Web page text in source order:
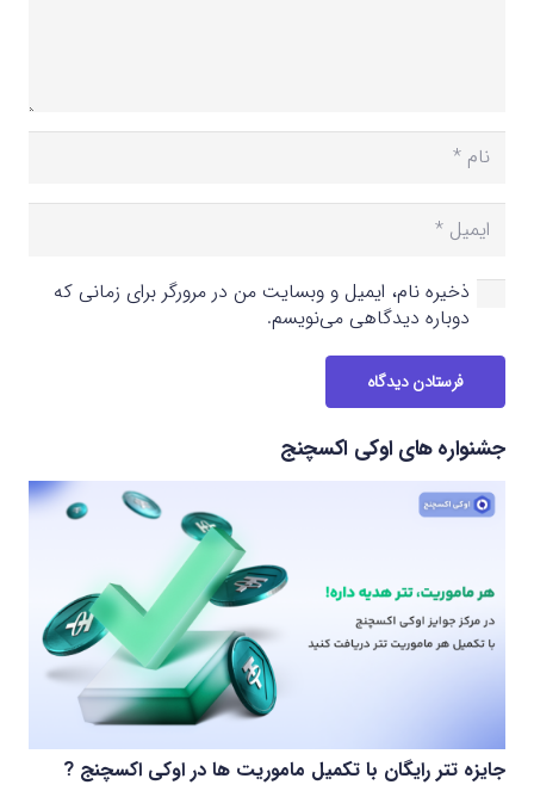
ذخیره نام، ایمیل و وبسایت من در مرورگر برای زمانی که
دوباره دیدگاهی می‌نویسم.
فرستادن دیدگاه
جشنواره های اوکی اکسچنج
جایزه تتر رایگان با تکمیل ماموریت ها در اوکی اکسچنج ?